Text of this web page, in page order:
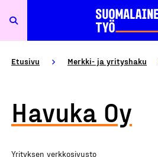
Etusivu Merkki- ja yrityshaku
Havuka Oy
Yrityksen verkkosivusto